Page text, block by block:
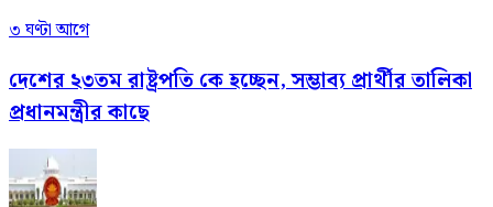
৩ ঘণ্টা আগে
দেশের ২৩তম রাষ্ট্রপতি কে হচ্ছেন, সম্ভাব্য প্রার্থীর তালিকা
প্রধানমন্ত্রীর কাছে